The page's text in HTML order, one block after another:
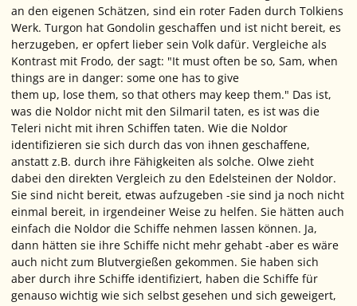
an den eigenen Schätzen, sind ein roter Faden durch Tolkiens
Werk. Turgon hat Gondolin geschaffen und ist nicht bereit, es
herzugeben, er opfert lieber sein Volk dafür. Vergleiche als
Kontrast mit Frodo, der sagt: "It must often be so, Sam, when
things are in danger: some one has to give
them up, lose them, so that others may keep them." Das ist,
was die Noldor nicht mit den Silmaril taten, es ist was die
Teleri nicht mit ihren Schiffen taten. Wie die Noldor
identifizieren sie sich durch das von ihnen geschaffene,
anstatt z.B. durch ihre Fähigkeiten als solche. Olwe zieht
dabei den direkten Vergleich zu den Edelsteinen der Noldor.
Sie sind nicht bereit, etwas aufzugeben -sie sind ja noch nicht
einmal bereit, in irgendeiner Weise zu helfen. Sie hätten auch
einfach die Noldor die Schiffe nehmen lassen können. Ja,
dann hätten sie ihre Schiffe nicht mehr gehabt -aber es wäre
auch nicht zum Blutvergießen gekommen. Sie haben sich
aber durch ihre Schiffe identifiziert, haben die Schiffe für
genauso wichtig wie sich selbst gesehen und sich geweigert,